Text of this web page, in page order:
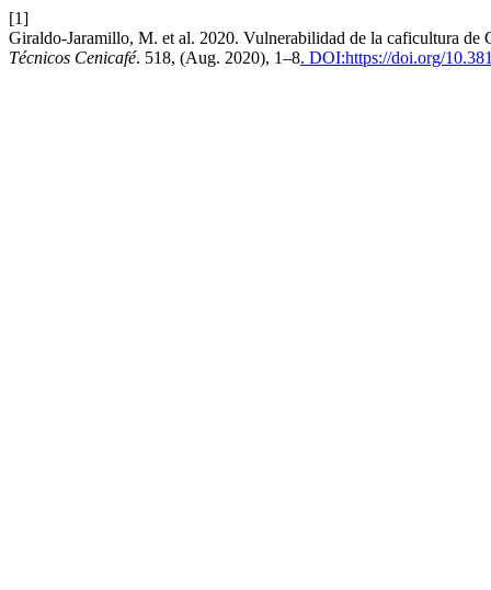
[1]
Giraldo-Jaramillo, M. et al. 2020. Vulnerabilidad de la caficultura de
Técnicos Cenicafé. 518, (Aug. 2020), 1–8. DOI:https://doi.org/